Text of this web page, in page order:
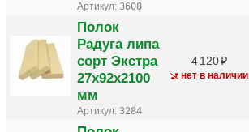
Артикул: 3608
Полок
Радуга липа
сорт Экстра
27х92х2100
мм
Артикул: 3284
4 120
нет в наличии